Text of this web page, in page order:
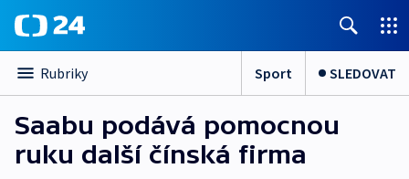
Rubriky Sport SLEDOVAT
Saabu podává pomocnou
ruku další čínská firma